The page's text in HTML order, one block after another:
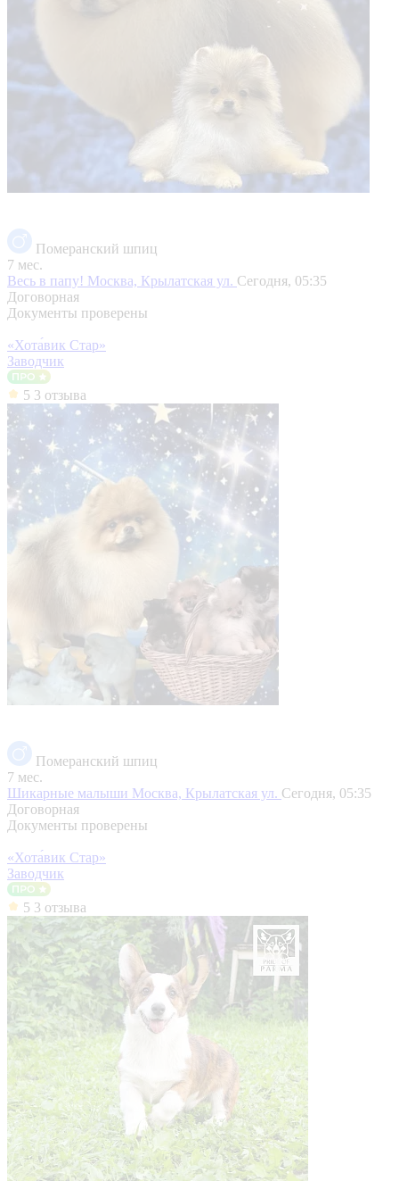
Померанский шпиц
7 мес.
Весь в папу! Москва, Крылатская ул. Сегодня, 05:35
Договорная
Документы проверены
«Хота́вик Стар»
Заводчик
5 3 отзыва
Померанский шпиц
7 мес.
Шикарные малыши Москва, Крылатская ул. Сегодня, 05:35
Договорная
Документы проверены
«Хота́вик Стар»
Заводчик
5 3 отзыва